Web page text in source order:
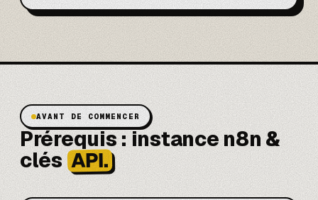
AVANT DE COMMENCER
Prérequis : instance n8n &
clés API.